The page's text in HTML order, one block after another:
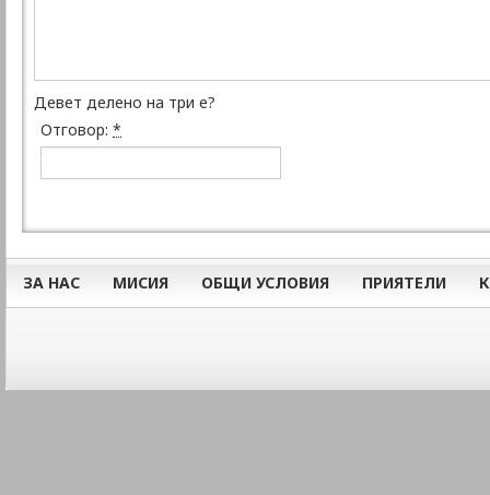
Девет делено на три е?
Отговор: *
ЗА НАС МИСИЯ ОБЩИ УСЛОВИЯ ПРИЯТЕЛИ